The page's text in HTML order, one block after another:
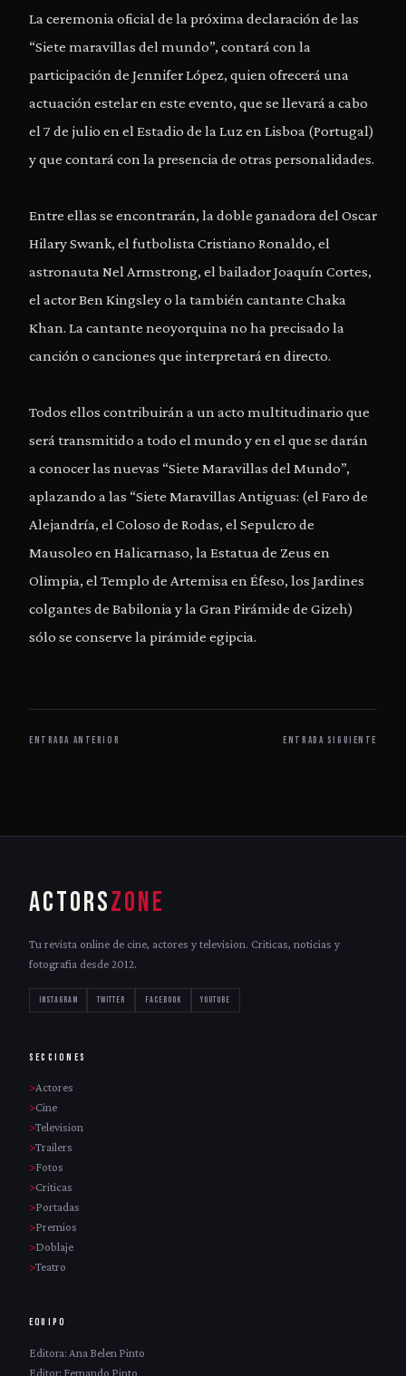
La ceremonia oficial de la próxima declaración de las
“Siete maravillas del mundo”, contará con la
participación de Jennifer López, quien ofrecerá una
actuación estelar en este evento, que se llevará a cabo
el 7 de julio en el Estadio de la Luz en Lisboa (Portugal)
y que contará con la presencia de otras personalidades.
Entre ellas se encontrarán, la doble ganadora del Oscar
Hilary Swank, el futbolista Cristiano Ronaldo, el
astronauta Nel Armstrong, el bailador Joaquín Cortes,
el actor Ben Kingsley o la también cantante Chaka
Khan. La cantante neoyorquina no ha precisado la
canción o canciones que interpretará en directo.
Todos ellos contribuirán a un acto multitudinario que
será transmitido a todo el mundo y en el que se darán
a conocer las nuevas “Siete Maravillas del Mundo”,
aplazando a las “Siete Maravillas Antiguas: (el Faro de
Alejandría, el Coloso de Rodas, el Sepulcro de
Mausoleo en Halicarnaso, la Estatua de Zeus en
Olimpia, el Templo de Artemisa en Éfeso, los Jardines
colgantes de Babilonia y la Gran Pirámide de Gizeh)
sólo se conserve la pirámide egipcia.
ENTRADA ANTERIOR ENTRADA SIGUIENTE
ACTORSZONE
Tu revista online de cine, actores y television. Criticas, noticias y
fotografia desde 2012.
INSTAGRAM TWITTER FACEBOOK YOUTUBE
SECCIONES
Actores
Cine
Television
Trailers
Fotos
Criticas
Portadas
Premios
Doblaje
Teatro
EQUIPO
Editora: Ana Belen Pinto
Editor: Fernando Pinto